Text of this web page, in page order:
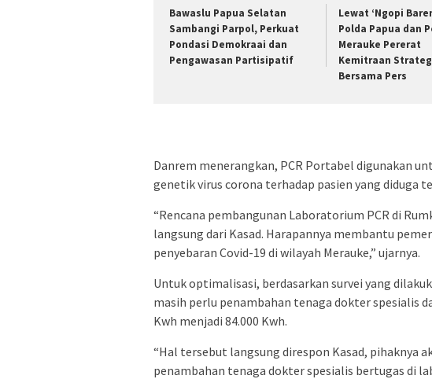
Bawaslu Papua Selatan
Sambangi Parpol, Perkuat
Pondasi Demokraai dan
Pengawasan Partisipatif
Lewat ‘Ngopi
Polda Papua dan
Merauke Pererat
Kemitraan
Bersama Pers
Danrem menerangkan, PCR Portabel digunakan
genetik virus corona terhadap pasien yang diduga
“Rencana pembangunan Laboratorium PCR di
langsung dari Kasad. Harapannya membantu
penyebaran Covid-19 di wilayah Merauke,” ujarnya.
Untuk optimalisasi, berdasarkan survei yang
masih perlu penambahan tenaga dokter spesialis
Kwh menjadi 84.000 Kwh.
“Hal tersebut langsung direspon Kasad, pihaknya
penambahan tenaga dokter spesialis bertugas di